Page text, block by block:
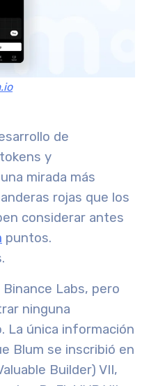
de
y
mirada más
rojas que los
considerar antes
puntos.
Labs, pero
ninguna
La única información
Blum se inscribió en
Builder) VII,